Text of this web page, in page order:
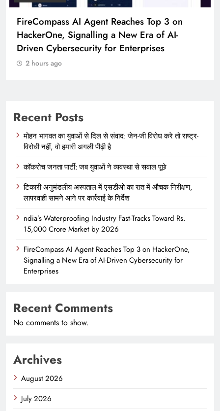
AI Agent Reaches Top 3 on
Signalling a New Era of AI-
for Enterprises
Broadway
To Launch
Recent Posts
मोहन भागवत का युवाओं से दिल से संवाद: जेन-जी विरोध करे तो राष्ट्र-
विरोधी नहीं, वो हमारी अगली पीढ़ी है
कॉकरोच जनता पार्टी: जब युवाओं ने व्यवस्था से सवाल पूछे
टिकारी अनुमंडलीय अस्पताल में एसडीओ का रात में औचक निरीक्षण,
लापरवाही सामने आने पर कार्रवाई के निर्देश
ndia’s Waterproofing Industry Fast-Tracks Toward Rs.
15,000 Crore Market by 2026
FireCompass AI Agent Reaches Top 3 on HackerOne,
Signalling a New Era of AI-Driven Cybersecurity for
Enterprises
Recent Comments
No comments to show.
Archives
August 2026
July 2026